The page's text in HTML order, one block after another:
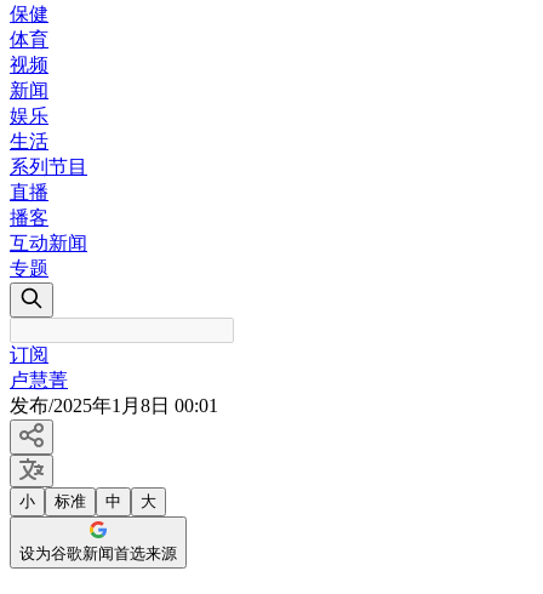
保健
体育
视频
新闻
娱乐
生活
系列节目
直播
播客
互动新闻
专题
订阅
卢慧菁
发布/2025年1月8日 00:01
小 标准 中 大
设为谷歌新闻首选来源